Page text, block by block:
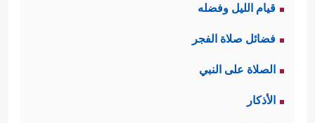
قيام الليل وفضله
فضائل صلاة الفجر
الصلاة على النبي
الأذكار